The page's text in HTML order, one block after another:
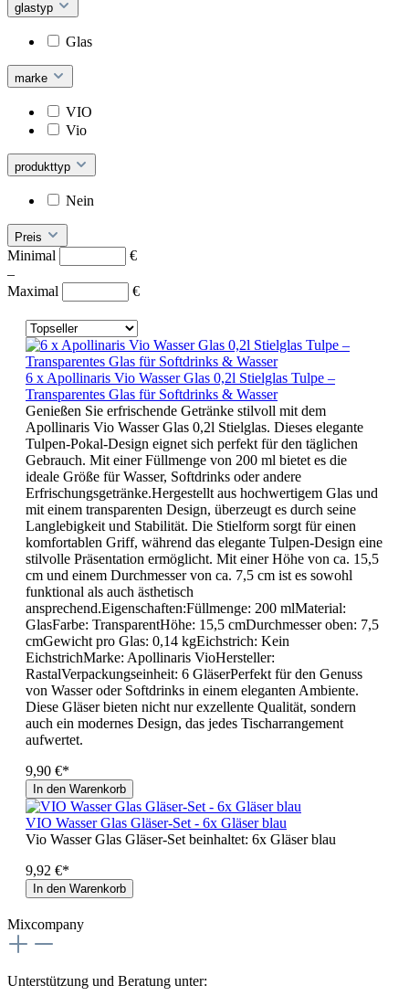
glastyp
Glas
marke
VIO
Vio
produkttyp
Nein
Preis
Minimal
€
–
Maximal
€
6 x Apollinaris Vio Wasser Glas 0,2l Stielglas Tulpe –
Transparentes Glas für Softdrinks & Wasser
Genießen Sie erfrischende Getränke stilvoll mit dem
Apollinaris Vio Wasser Glas 0,2l Stielglas. Dieses elegante
Tulpen-Pokal-Design eignet sich perfekt für den täglichen
Gebrauch. Mit einer Füllmenge von 200 ml bietet es die
ideale Größe für Wasser, Softdrinks oder andere
Erfrischungsgetränke.Hergestellt aus hochwertigem Glas und
mit einem transparenten Design, überzeugt es durch seine
Langlebigkeit und Stabilität. Die Stielform sorgt für einen
komfortablen Griff, während das elegante Tulpen-Design eine
stilvolle Präsentation ermöglicht. Mit einer Höhe von ca. 15,5
cm und einem Durchmesser von ca. 7,5 cm ist es sowohl
funktional als auch ästhetisch
ansprechend.Eigenschaften:Füllmenge: 200 mlMaterial:
GlasFarbe: TransparentHöhe: 15,5 cmDurchmesser oben: 7,5
cmGewicht pro Glas: 0,14 kgEichstrich: Kein
EichstrichMarke: Apollinaris VioHersteller:
RastalVerpackungseinheit: 6 GläserPerfekt für den Genuss
von Wasser oder Softdrinks in einem eleganten Ambiente.
Diese Gläser bieten nicht nur exzellente Qualität, sondern
auch ein modernes Design, das jedes Tischarrangement
aufwertet.
9,90 €*
In den Warenkorb
VIO Wasser Glas Gläser-Set - 6x Gläser blau
Vio Wasser Glas Gläser-Set beinhaltet: 6x Gläser blau
9,92 €*
In den Warenkorb
Mixcompany
Unterstützung und Beratung unter: